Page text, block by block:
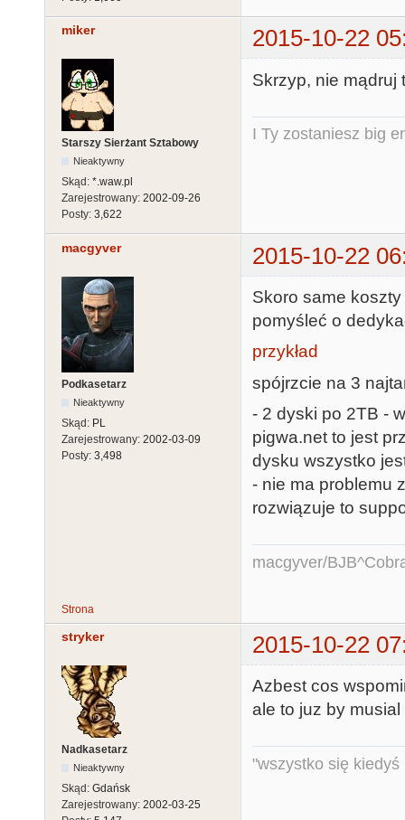
miker 2015-10-22
Starszy Sierżant Sztabowy
Nieaktywny
Skąd: *.waw.pl
Zarejestrowany: 2002-09-26
Posty: 3,622
Skrzyp, nie mądruj
I Ty zostaniesz big
macgyver 2015-10-22
Podkasetarz
Nieaktywny
Skąd: PL
Zarejestrowany: 2002-03-09
Posty: 3,498
Skoro same
pomyśleć o
przykład
spójrzcie na 3
- 2 dyski po 2TB -
pigwa.net to jest
dysku wszystko
- nie ma problemu
rozwiązuje to
macgyver/
Strona
stryker 2015-10-22
Nadkasetarz
Nieaktywny
Skąd: Gdańsk
Zarejestrowany: 2002-03-25
Azbest cos
ale to juz by
"wszystko się kiedyś